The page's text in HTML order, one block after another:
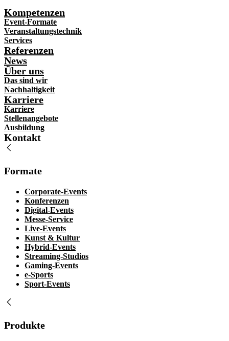
Kompetenzen
Event-Formate
Veranstaltungstechnik
Services
Referenzen
News
Über uns
Das sind wir
Nachhaltigkeit
Karriere
Karriere
Stellenangebote
Ausbildung
Kontakt
Formate
Corporate-Events
Konferenzen
Digital-Events
Messe-Service
Live-Events
Kunst & Kultur
Hybrid-Events
Streaming-Studios
Gaming-Events
e-Sports
Sport-Events
Produkte